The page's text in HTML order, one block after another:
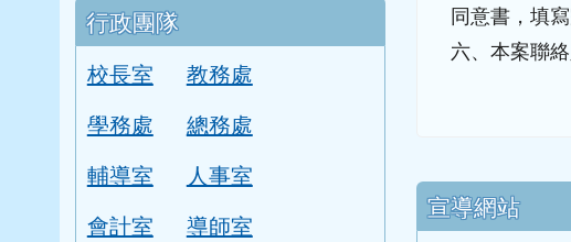
行政團隊
校長室
教務處
學務處
總務處
輔導室
人事室
會計室
導師室
同意書，填
六、本案聯
下中區域
宣導網站